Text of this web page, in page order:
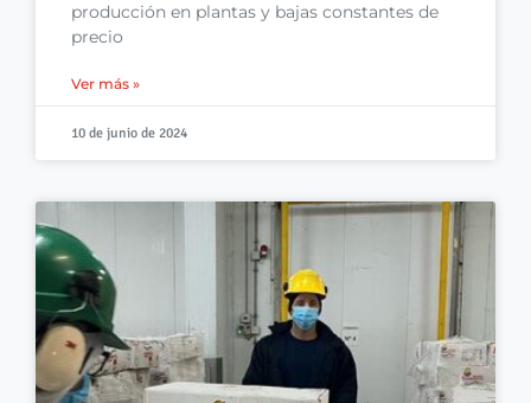
producción en plantas y bajas constantes de
precio
Ver más »
10 de junio de 2024